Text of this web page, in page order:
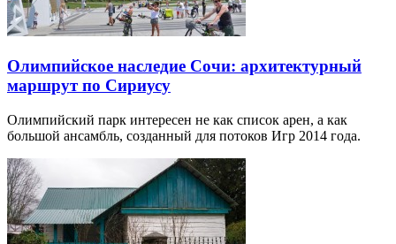
Олимпийское наследие Сочи: архитектурный
маршрут по Сириусу
Олимпийский парк интересен не как список арен, а как
большой ансамбль, созданный для потоков Игр 2014 года.